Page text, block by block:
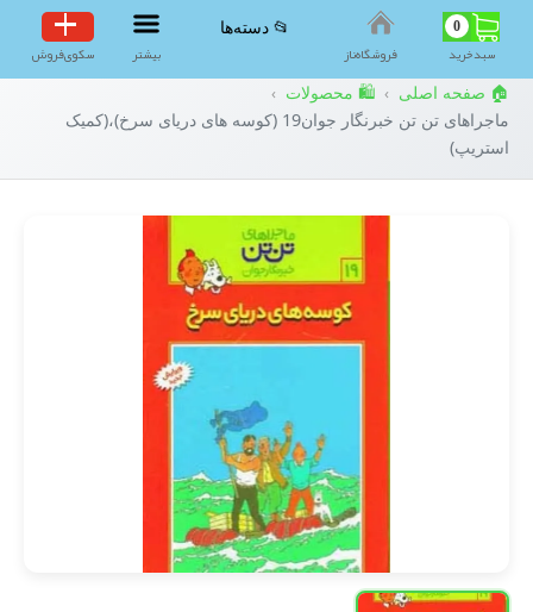
0
سبد‌خرید فروشگاه‌ناز
📂 دسته‌ها
بیشتر سکوی‌فروش
🏠 صفحه اصلی › 🛍️ محصولات ›
ماجراهای تن تن خبرنگار جوان19 (کوسه های دریای سرخ)،(کمیک
استریپ)